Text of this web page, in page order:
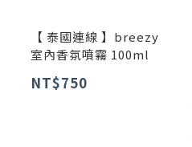
【 泰國連線 】breezy
室內香氛噴霧 100ml
NT$750